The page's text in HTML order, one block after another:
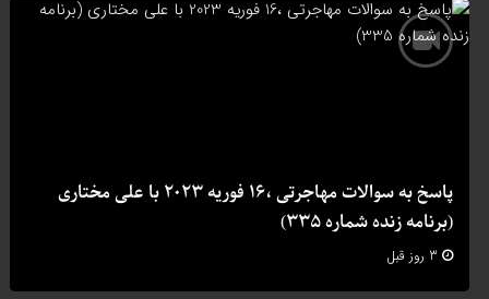
پاسخ به سوالات مهاجرتی ،16 فوریه 2023 با علی مختاری
(برنامه زنده شماره 335)
3 روز قبل